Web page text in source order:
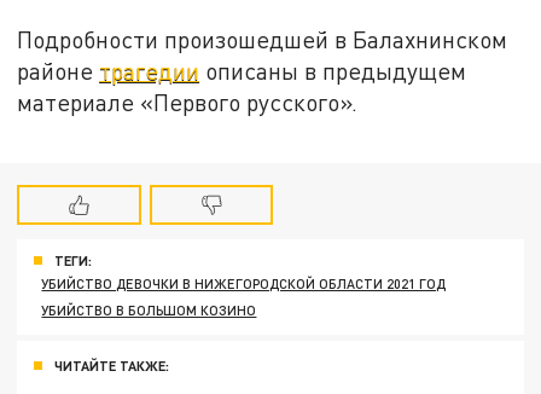
Подробности произошедшей в Балахнинском
районе трагедии описаны в предыдущем
материале «Первого русского».
ТЕГИ:
УБИЙСТВО ДЕВОЧКИ В НИЖЕГОРОДСКОЙ ОБЛАСТИ 2021 ГОД
УБИЙСТВО В БОЛЬШОМ КОЗИНО
ЧИТАЙТЕ ТАКЖЕ: